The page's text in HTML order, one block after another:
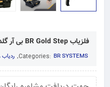
فلزیاب BR Gold Step بی آر گلد استپ
Categories: BR SYSTEMS
,